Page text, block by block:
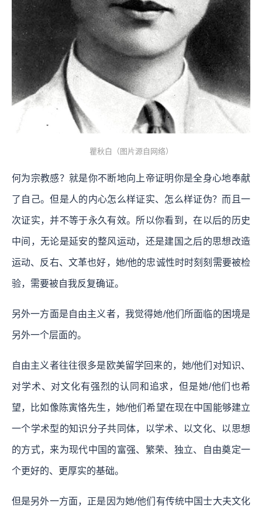
瞿秋白（图片源自网络）
何为宗教感？就是你不断地向上帝证明你是全身心地奉献
了自己。但是人的内心怎么样证实、怎么样证伪？而且一
次证实，并不等于永久有效。所以你看到，在以后的历史
中间，无论是延安的整风运动，还是建国之后的思想改造
运动、反右、文革也好，她/他的忠诚性时时刻刻需要被检
验，需要被自我反复确证。
另外一方面是自由主义者，我觉得她/他们所面临的困境是
另外一个层面的。
自由主义者往往很多是欧美留学回来的，她/他们对知识、
对学术、对文化有强烈的认同和追求，但是她/他们也希
望，比如像陈寅恪先生，她/他们希望在现在中国能够建立
一个学术型的知识分子共同体，以学术、以文化、以思想
的方式，来为现代中国的富强、繁荣、独立、自由奠定一
个更好的、更厚实的基础。
但是另外一方面，正是因为她/他们有传统中国士大夫文化